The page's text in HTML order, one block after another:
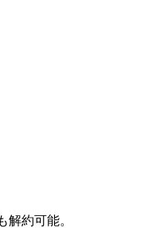
解約可能。